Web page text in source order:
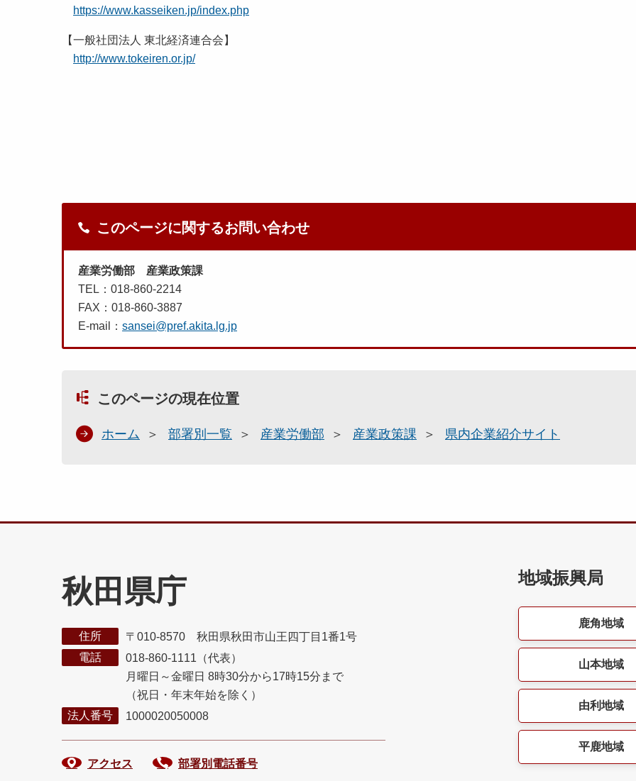
https://www.kasseiken.jp/index.php
【一般社団法人 東北経済連合会】
http://www.tokeiren.or.jp/
このページに関するお問い合わせ
産業労働部 産業政策課
TEL：018-860-2214
FAX：018-860-3887
E-mail： sansei@pref.akita.lg.jp
このページの現在位置
ホーム 部署別一覧 産業労働部 産業政策課 県内企業紹介サイト
秋田県庁
住所
〒010-8570 秋田県秋田市山王四丁目1番1号
電話
018-860-1111（代表）
月曜日～金曜日 8時30分から17時15分まで
（祝日・年末年始を除く）
法人番号
1000020050008
アクセス 部署別電話番号
地域振興局
鹿角地域
山本地域
由利地域
平鹿地域